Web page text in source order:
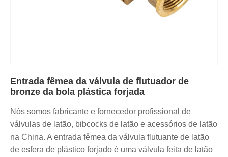
Entrada fêmea da válvula de flutuador de
bronze da bola plástica forjada
Nós somos fabricante e fornecedor profissional de
válvulas de latão, bibcocks de latão e acessórios de latão
na China. A entrada fêmea da válvula flutuante de latão
de esfera de plástico forjado é uma válvula feita de latão